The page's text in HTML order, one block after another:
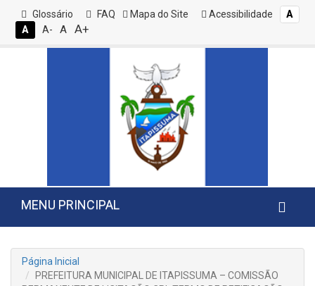
Glossário FAQ Mapa do Site Acessibilidade
A
A
A- A A+
MENU PRINCIPAL
Página Inicial
PREFEITURA MUNICIPAL DE ITAPISSUMA – COMISSÃO